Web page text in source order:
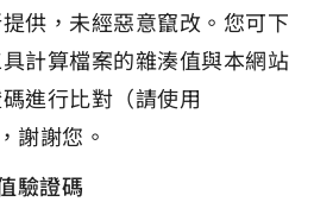
供，未經惡意竄改。您可下
計算檔案的雜湊值與本網站
進行比對（請使用
謝謝您。
驗證碼